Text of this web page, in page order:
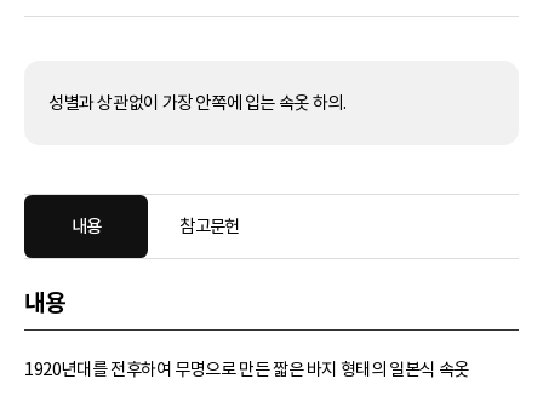
성별과 상관없이 가장 안쪽에 입는 속옷 하의.
내용 참고문헌
내용
1920년대를 전후하여 무명으로 만든 짧은 바지 형태의 일본식 속옷